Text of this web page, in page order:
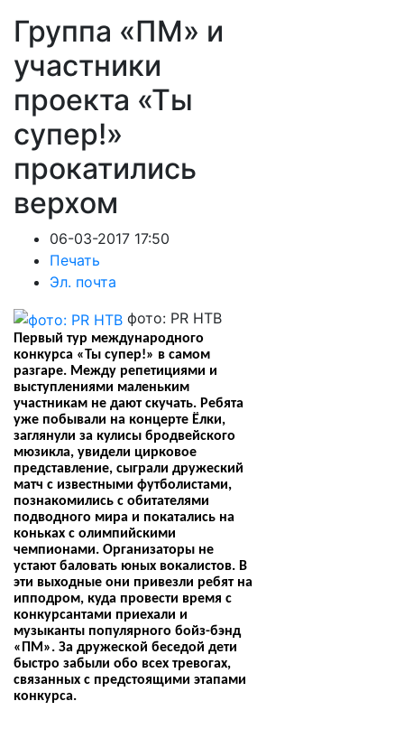
Группа «ПМ» и
участники
проекта «Ты
супер!»
прокатились
верхом
06-03-2017 17:50
Печать
Эл. почта
фото: PR НТВ
Первый тур международного
конкурса «Ты супер!» в самом
разгаре. Между репетициями и
выступлениями маленьким
участникам не дают скучать. Ребята
уже побывали на концерте Ёлки,
заглянули за кулисы бродвейского
мюзикла, увидели цирковое
представление, сыграли дружеский
матч с известными футболистами,
познакомились с обитателями
подводного мира и покатались на
коньках с олимпийскими
чемпионами. Организаторы не
устают баловать юных вокалистов. В
эти выходные они привезли ребят на
ипподром, куда провести время с
конкурсантами приехали и
музыканты популярного бойз-бэнд
«ПМ». За дружеской беседой дети
быстро забыли обо всех тревогах,
связанных с предстоящими этапами
конкурса.